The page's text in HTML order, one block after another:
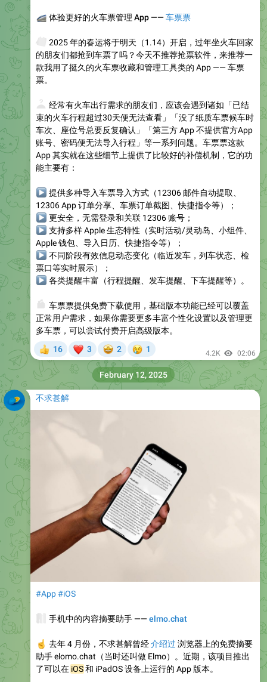
体验更好的火车票管理 App ——车票票
2025 年的春运将于明天（1.14）开启，过年坐火车回家
的朋友们都抢到车票了吗？今天不推荐抢票软件，来推荐一
款我用了挺久的火车票收藏和管理工具类的 App —— 车票
票。
经常有火车出行需求的朋友们，应该会遇到诸如「已结
束的火车行程超过30天便无法查看」「没了纸质车票候车时
车次、座位号总要反复确认」「第三方 App 不提供官方App
账号、密码便无法导入行程」等一系列问题。车票票这款
App 其实就在这些细节上提供了比较好的补偿机制，它的功
能主要有：
提供多种导入车票导入方式（12306 邮件自动提取、
12306 App 订单分享、车票订单截图、快捷指令等）；
更安全，无需登录和关联 12306 账号；
支持多样 Apple 生态特性（实时活动/灵动岛、小组件、
Apple 钱包、导入日历、快捷指令等）；
不同阶段有效信息动态变化（临近发车，列车状态、检
票口等实时展示）；
各类提醒丰富（行程提醒、发车提醒、下车提醒等）。
车票票提供免费下载使用，基础版本功能已经可以覆盖
正常用户需求，如果你需要更多丰富个性化设置以及管理更
多车票，可以尝试付费开启高级版本。
16 3
🤩
2
😢
1 4.2K 02:06
不求甚解
#App#iOS
手机中的内容摘要助手 ——elmo.chat
去年 4 月份，不求甚解曾经介绍过 浏览器上的免费摘要
助手 elomo.chat（当时还叫做 Elmo）。近期，该项目推出
了可以在 iOS和 iPadOS 设备上运行的 App 版本。
February 12, 2025